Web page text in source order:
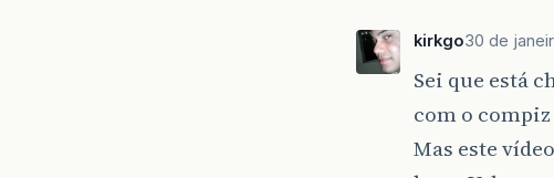
kirkgo30 de
Sei que está
com o
Mas este